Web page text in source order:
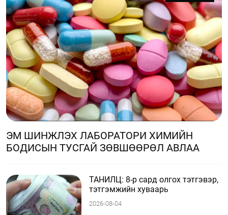
ЭМ ШИНЖЛЭХ ЛАБОРАТОРИ ХИМИЙН
БОДИСЫН ТУСГАЙ ЗӨВШӨӨРӨЛ АВЛАА
ТАНИЛЦ: 8-р сард олгох тэтгэвэр,
тэтгэмжийн хуваарь
2026-08-04